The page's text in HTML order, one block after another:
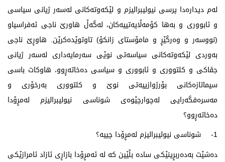
لەم دیدارەدا پرسی نیولیبرالیزم و لێكەوتەكانی لەسەر ژیانی سیاسی
و ئابووری و بەها كۆمەڵایەتییەكان، لەگەڵ هاورێ‌ ناجی ئەفراسیاو
(نووسەر و وەرگێڕ و مامۆستای زانكۆ) تاوتوێدەكرێن. هاوڕێ‌ ناجی
بەوردی لێكەوتەكانی سیاسەتی نوێی سەرمایەداری لەسەر ژیانی
جڤاكی و كلتووری و ئابووری و سیاسی دەخاتەڕوو، هاوكات باسی
سیماتازەكانی بۆرژوازییەتی نوێ‌ و كلتووری بەرخۆری و
مەسرەفگەرایی لەچوارچێوەی شوناسی نیولیبرالیزم لەمڕۆدا
دەخاتەڕوو؟
1- شوناسی نیولیبرالیزم لەمڕۆدا چییە؟
دەشێت بەدەربڕینێکی سادە بڵێین کە لە ئەمڕۆدا بازاڕی ئازاد ئامرازێکی